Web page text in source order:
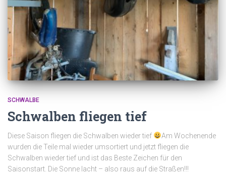
SCHWALBE
Schwalben fliegen tief
Diese Saison fliegen die Schwalben wieder tief
Am Wochenende
wurden die Teile mal wieder umsortiert und jetzt fliegen die
Schwalben wieder tief und ist das Beste Zeichen für den
Saisonstart. Die Sonne lacht – also raus auf die Straßen!!!